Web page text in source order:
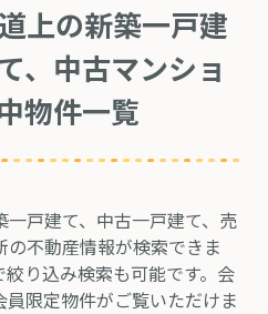
上の新築一戸建
、中古マンショ
物件一覧
戸建て、中古一戸建て、売
不動産情報が検索できま
り込み検索も可能です。会
限定物件がご覧いただけま